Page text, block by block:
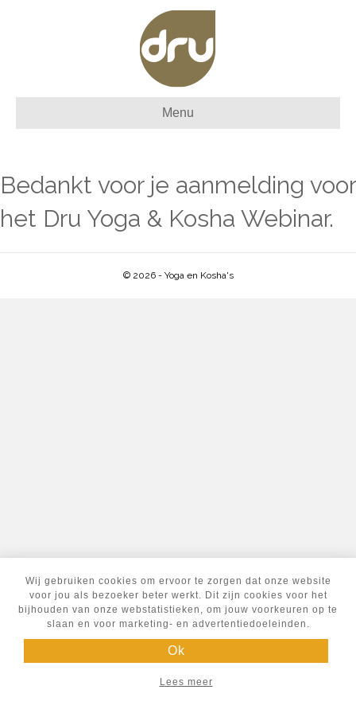
Menu
Bedankt voor je aanmelding voor
het Dru Yoga & Kosha Webinar.
© 2026 - Yoga en Kosha's
Wij gebruiken cookies om ervoor te zorgen dat onze website
voor jou als bezoeker beter werkt. Dit zijn cookies voor het
bijhouden van onze webstatistieken, om jouw voorkeuren op te
slaan en voor marketing- en advertentiedoeleinden.
Ok
Lees meer